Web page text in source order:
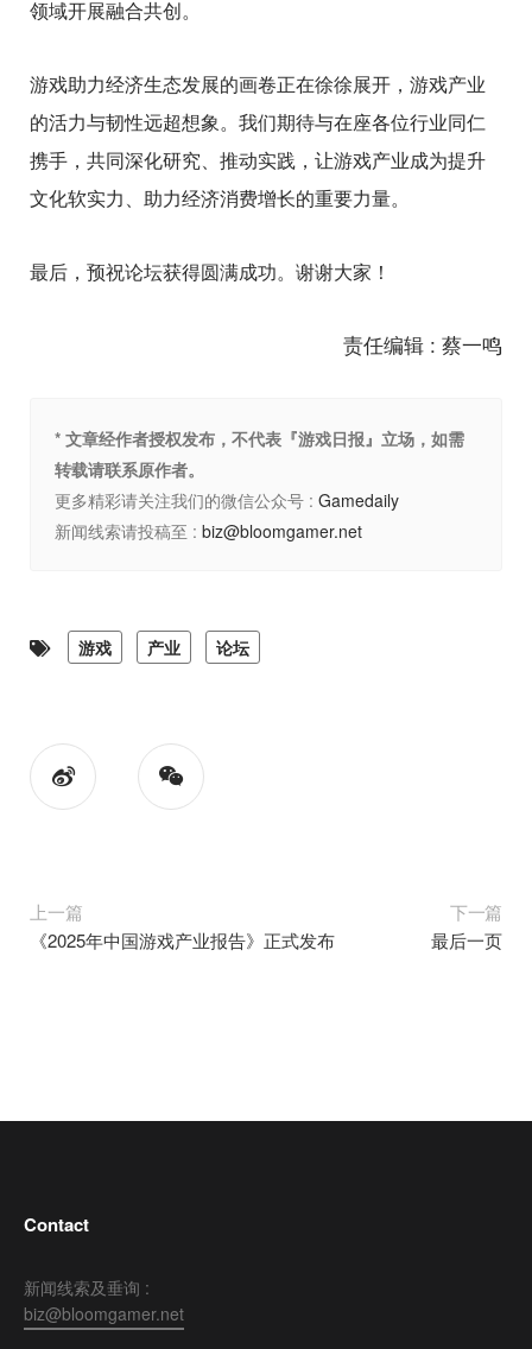
领域开展融合共创。
游戏助力经济生态发展的画卷正在徐徐展开 ，游戏产业
的活力与韧性远超想象。我们期待与在座各位行业同仁
携手，共同深化研究、推动实践，让游戏产业成为提升
文化软实力、
助力经济消费增长的重要力量。
最后，预祝论坛获得圆满成功。谢谢大家！
责任编辑 : 蔡一鸣
* 文章经作者授权发布，不代表『游戏日报』立场，如需
转载请联系原作者。
更多精彩请关注我们的微信公众号 : Gamedaily
新闻线索请投稿至 : biz@bloomgamer.net
游戏 产业 论坛
上一篇
《2025年中国游戏产业报告》正式发布
下一篇
最后一页
Contact
新闻线索及垂询 :
biz@bloomgamer.net